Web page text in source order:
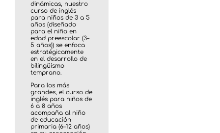
dinámicas, nuestro
curso de inglés
para niños de 3 a 5
años (diseñado
para el niño en
edad preescolar (3–
5 años)) se enfoca
estratégicamente
en el desarrollo de
bilingüismo
temprano.
Para los más
grandes, el curso de
inglés para niños de
6 a 8 años
acompaña al niño
de educación
primaria (6–12 años)